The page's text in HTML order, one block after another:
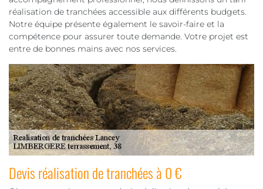
réalisation de tranchées accessible aux différents budgets.
Notre équipe présente également le savoir-faire et la
compétence pour assurer toute demande. Votre projet est
entre de bonnes mains avec nos services.
Devis réalisation de tranchées à 0 €